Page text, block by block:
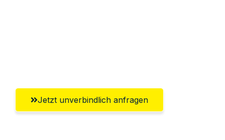
Jetzt unverbindlich anfragen